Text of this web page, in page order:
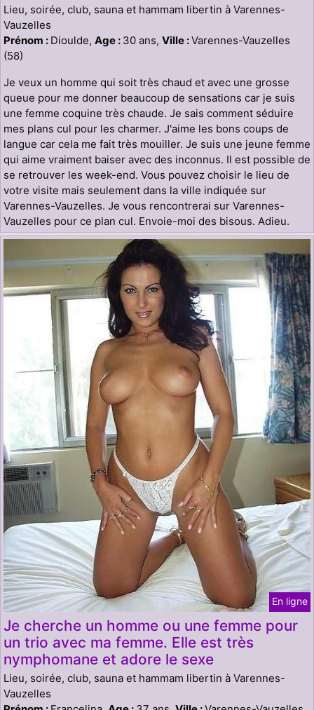
Lieu, soirée, club, sauna et hammam libertin à Varennes-
Vauzelles
Prénom : Dioulde, Age : 30 ans, Ville :Varennes-Vauzelles
(58)
Je veux un homme qui soit très chaud et avec une grosse
queue pour me donner beaucoup de sensations car je suis
une femme coquine très chaude. Je sais comment séduire
mes plans cul pour les charmer. J'aime les bons coups de
langue car cela me fait très mouiller. Je suis une jeune femme
qui aime vraiment baiser avec des inconnus. Il est possible de
se retrouver les week-end. Vous pouvez choisir le lieu de
votre visite mais seulement dans la ville indiquée sur
Varennes-Vauzelles. Je vous rencontrerai sur Varennes-
Vauzelles pour ce plan cul. Envoie-moi des bisous. Adieu.
En ligne
Je cherche un homme ou une femme pour
un trio avec ma femme. Elle est très
nymphomane et adore le sexe
Lieu, soirée, club, sauna et hammam libertin à Varennes-
Vauzelles